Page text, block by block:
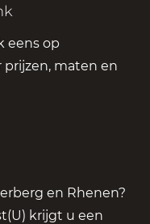
eens op
prijzen, maten en
en Rhenen?
krijgt u een